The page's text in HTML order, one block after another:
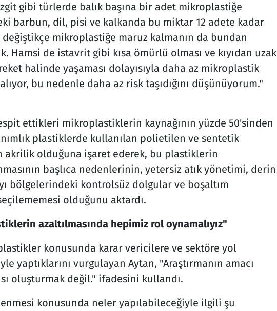
gibi türlerde balık başına bir adet mikroplastiğe
barbun, dil, pisi ve kalkanda bu miktar 12 adete kadar
değiştikçe mikroplastiğe maruz kalmanın da bundan
Hamsi de istavrit gibi kısa ömürlü olması ve kıyıdan uzak
halinde yaşaması dolayısıyla daha az mikroplastik
bu nedenle daha az risk taşıdığını düşünüyorum."
ettikleri mikroplastiklerin kaynağının yüzde 50'sinden
plastiklerde kullanılan polietilen ve sentetik
akrilik olduğuna işaret ederek, bu plastiklerin
başlıca nedenlerinin, yetersiz atık yönetimi, derin
bölgelerindeki kontrolsüz dolgular ve boşaltım
olduğunu aktardı.
azaltılmasında hepimiz rol oynamalıyız"
konusunda karar vericilere ve sektöre yol
yaptıklarını vurgulayan Aytan, "Araştırmanın amacı
oluşturmak değil." ifadesini kullandı.
konusunda neler yapılabileceğiyle ilgili şu